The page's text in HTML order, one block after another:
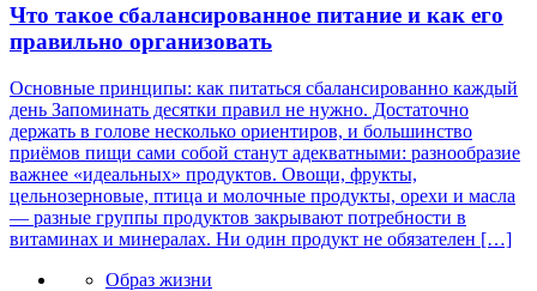
Что такое сбалансированное питание и как его
правильно организовать
Основные принципы: как питаться сбалансированно каждый
день Запоминать десятки правил не нужно. Достаточно
держать в голове несколько ориентиров, и большинство
приёмов пищи сами собой станут адекватными: разнообразие
важнее «идеальных» продуктов. Овощи, фрукты,
цельнозерновые, птица и молочные продукты, орехи и масла
— разные группы продуктов закрывают потребности в
витаминах и минералах. Ни один продукт не обязателен […]
Образ жизни